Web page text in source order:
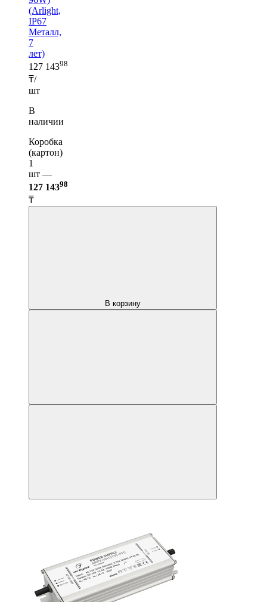
(Arlight,
IP67
Металл,
7
лет)
127 14398
₸/
шт
В
наличии
Коробка
(картон)
1
шт —
127 14398
₸
В корзину